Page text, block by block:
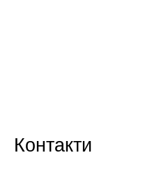
Контакти